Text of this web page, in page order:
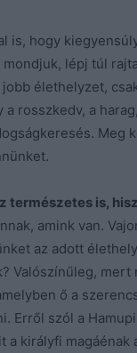
is, hogy
lépj túl
élethelyzet,
rosszkedv, a
Meg
természetes is,
amink van.
az adott
Valószínűleg,
ő a
Erről szól a
a királyfi